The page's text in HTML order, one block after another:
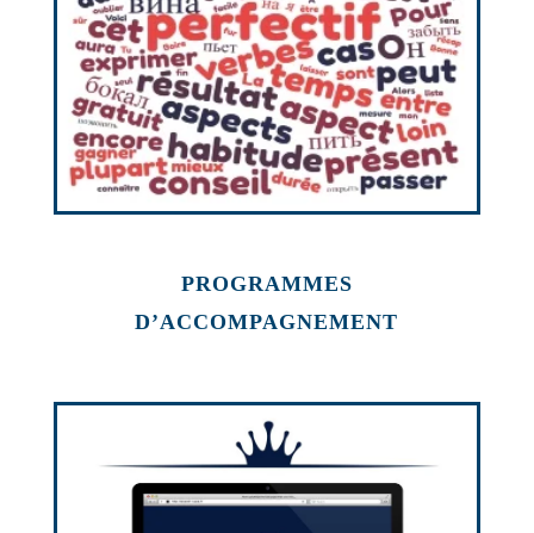
PROGRAMMES
D’ACCOMPAGNEMENT